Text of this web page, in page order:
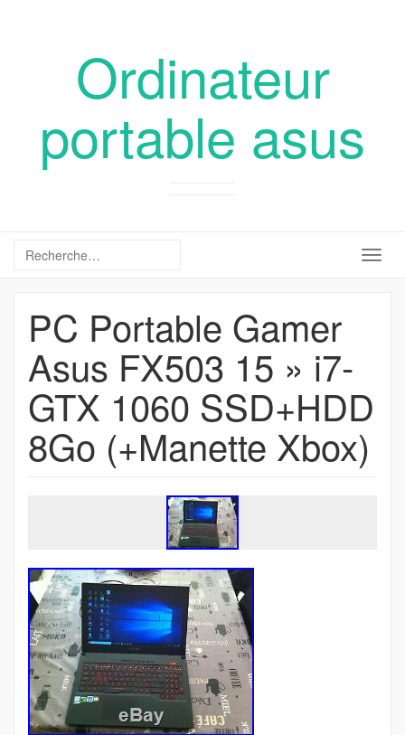
Ordinateur
portable asus
PC Portable Gamer
Asus FX503 15 » i7-
GTX 1060 SSD+HDD
8Go (+Manette Xbox)